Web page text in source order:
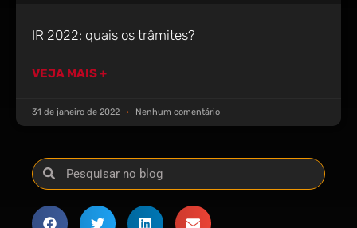
IR 2022: quais os trâmites?
VEJA MAIS +
31 de janeiro de 2022 Nenhum comentário